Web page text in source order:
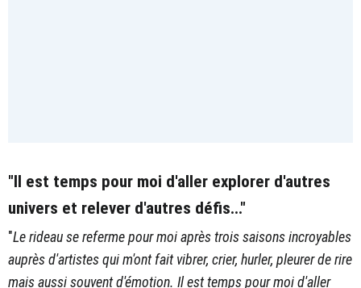
"Il est temps pour moi d'aller explorer d'autres
univers et relever d'autres défis..."
"Le rideau se referme pour moi après trois saisons incroyables
auprès d'artistes qui m'ont fait vibrer, crier, hurler, pleurer de rire
mais aussi souvent d'émotion. Il est temps pour moi d'aller